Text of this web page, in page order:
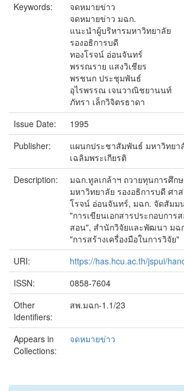
Keywords:
จดหมายข่าว
จดหมายข่าว มฉก.
แนะนำผู้บริหารมหาวิทยาลัย
รองอธิการบดี
ทองโรจน์ อ่อนจันทร์
พรรณราย แสงวิเชียร
พรชนก ประชุมพันธ์
อุไรพรรณ เจนวาณิชยานนท์
ภัทรา เล็กวิจิตรธาดา
Issue Date:
1995
Publisher:
แผนกประชาสัมพันธ์ มหาวิทยา
เฉลิมพระเกียรติ
Description:
มฉก.ทูลเกล้าฯ ถวายทุนการศึก
มหาวิทยาลัย รองอธิการบดี ศา
โรจน์ อ่อนจันทร์, มฉก. จัดสัมม
"การเขียนเอกสารประกอบการ
สอน", สำนักวิจัยและพัฒนา มฉ
"การสร้างเครื่องมือในการวิจัย"
URI:
https://has.hcu.ac.th/jspui/
ISSN:
0858-7604
Other
Identifiers:
สพ.มฉก-1.1/23
Appears in
Collections:
จดหมายข่าว